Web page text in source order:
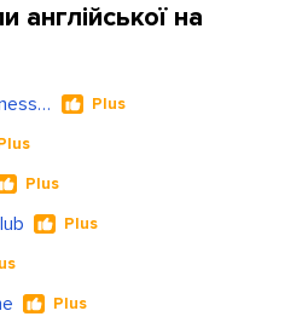
англійської на
My English by Business Language Plus
Plus
Plus
Plus